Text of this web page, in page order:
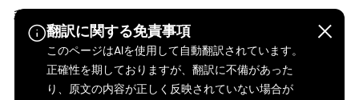
翻訳に関する免責事項
このページはAIを使用して自動翻訳されています。
正確性を期しておりますが、翻訳に不備があった
り、原文の内容が正しく反映されていない場合が
利用規約
ご利用条件